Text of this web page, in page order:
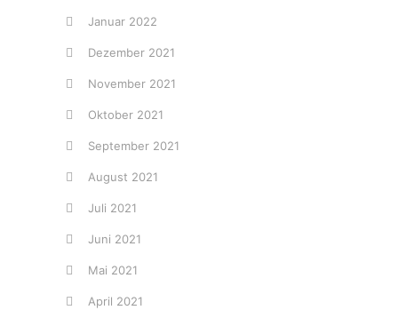
Januar 2022
Dezember 2021
November 2021
Oktober 2021
September 2021
August 2021
Juli 2021
Juni 2021
Mai 2021
April 2021